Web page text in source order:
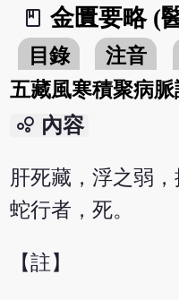
book_2
金匱要略 (
目錄 注音
五藏風寒積聚病
bubble_chart 內容
肝死藏，浮之弱
蛇行者，死。
【註】